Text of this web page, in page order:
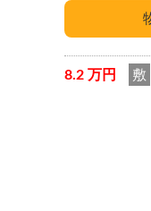
8.2 万円 敷